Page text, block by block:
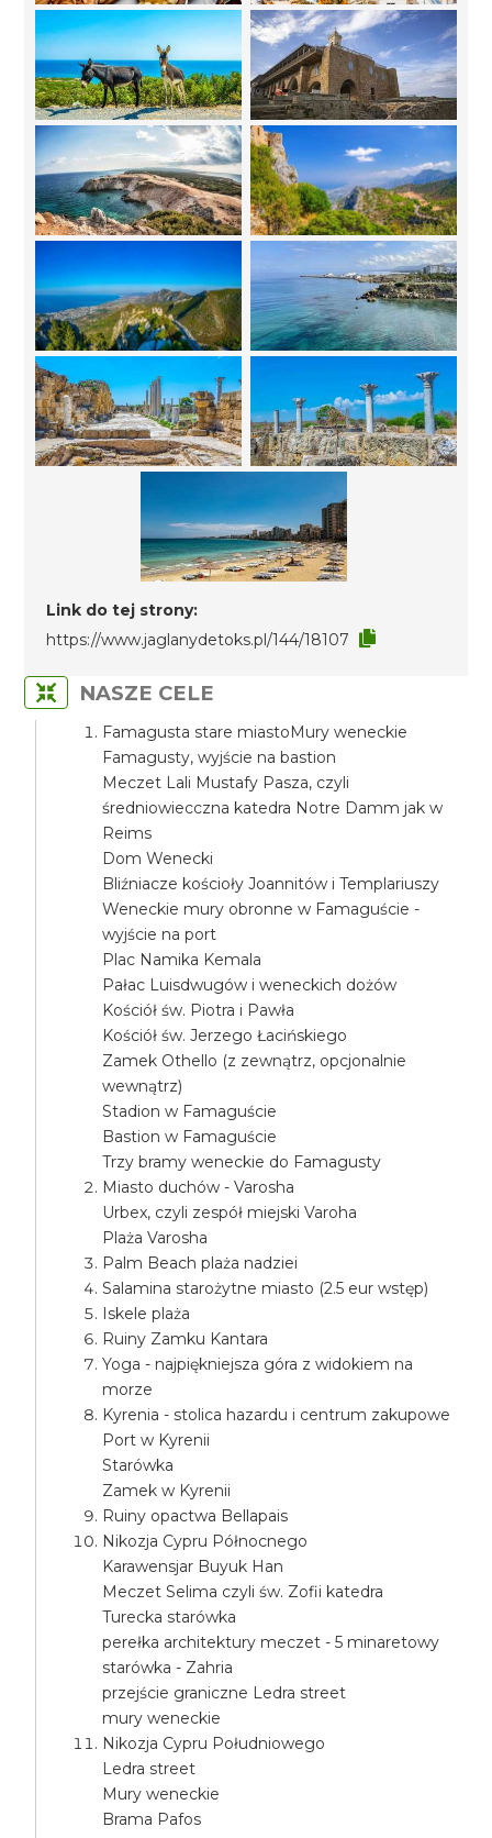
Link do tej strony:
https://www.jaglanydetoks.pl/144/18107
NASZE CELE
Famagusta stare miastoMury weneckie
Famagusty, wyjście na bastion
Meczet Lali Mustafy Pasza, czyli
średniowiecczna katedra Notre Damm jak w
Reims
Dom Wenecki
Bliźniacze kościoły Joannitów i Templariuszy
Weneckie mury obronne w Famaguście -
wyjście na port
Plac Namika Kemala
Pałac Luisdwugów i weneckich dożów
Kościół św. Piotra i Pawła
Kościół św. Jerzego Łacińskiego
Zamek Othello (z zewnątrz, opcjonalnie
wewnątrz)
Stadion w Famaguście
Bastion w Famaguście
Trzy bramy weneckie do Famagusty
Miasto duchów - Varosha
Urbex, czyli zespół miejski Varoha
Plaża Varosha
Palm Beach plaża nadziei
Salamina starożytne miasto (2.5 eur wstęp)
Iskele plaża
Ruiny Zamku Kantara
Yoga - najpiękniejsza góra z widokiem na
morze
Kyrenia - stolica hazardu i centrum zakupowe
Port w Kyrenii
Starówka
Zamek w Kyrenii
Ruiny opactwa Bellapais
Nikozja Cypru Północnego
Karawensjar Buyuk Han
Meczet Selima czyli św. Zofii katedra
Turecka starówka
perełka architektury meczet - 5 minaretowy
starówka - Zahria
przejście graniczne Ledra street
mury weneckie
Nikozja Cypru Południowego
Ledra street
Mury weneckie
Brama Pafos